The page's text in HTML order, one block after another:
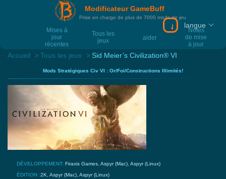
Modificateur GameBuff
Prise en charge de plus de 7000 mods de jeu
Mises à
jour
récentes
Tous les
jeux
aider
Notes
de mise
à jour
Télécharger
langue
Accueil Tous les jeux Sid Meier’s Civilization® VI
Mods Stratégiques Civ VI : Or/Foi/Constructions Illimités!
DÉVELOPPEMENT: Firaxis Games, Aspyr (Mac), Aspyr (Linux)
ÉDITION :2K, Aspyr (Mac), Aspyr (Linux)